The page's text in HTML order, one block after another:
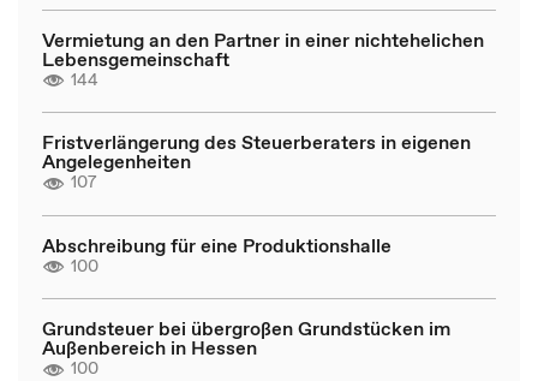
Vermietung an den Partner in einer nichtehelichen
Lebensgemeinschaft
144
Fristverlängerung des Steuerberaters in eigenen
Angelegenheiten
107
Abschreibung für eine Produktionshalle
100
Grundsteuer bei übergroßen Grundstücken im
Außenbereich in Hessen
100